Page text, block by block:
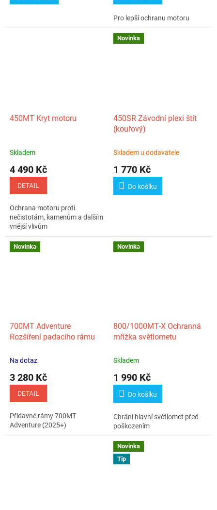
Pro lepší ochranu motoru
450MT Kryt motoru
Skladem
4 490 Kč
DETAIL
Ochrana motoru proti
nečistotám, kamenům a dalším
vnější vlivům
Novinka
450SR Závodní plexi štít
(kouřový)
Skladem u dodavatele
1 770 Kč
Do košíku
Novinka
700MT Adventure
Rozšíření padacího rámu
Na dotaz
3 280 Kč
DETAIL
Přídavné rámy 700MT
Adventure (2025+)
Novinka
800/1000MT‑X Ochranná
mřížka světlometu
Skladem
1 990 Kč
Do košíku
Chrání hlavní světlomet před
poškozením
Novinka
Tip